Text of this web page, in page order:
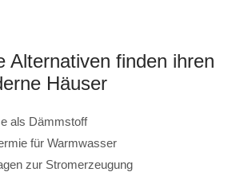
Alternativen finden ihren
Häuser
als Dämmstoff
für Warmwasser
zur Stromerzeugung